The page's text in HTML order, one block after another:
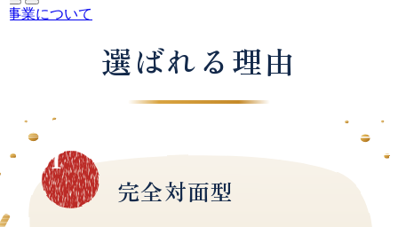
事業について
選ばれる理由
01
完全対面型